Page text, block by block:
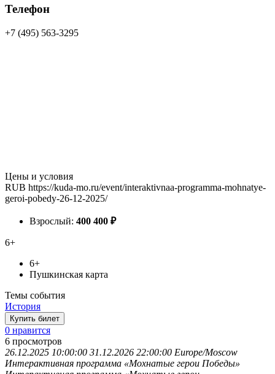
Телефон
+7 (495) 563-3295
Цены и условия
RUB https://kuda-mo.ru/event/interaktivnaa-programma-mohnatye-
geroi-pobedy-26-12-2025/
Взрослый: 400 400 ₽
6+
6+
Пушкинская карта
Темы события
История
Купить билет
0 нравится
6 просмотров
26.12.2025 10:00:00 31.12.2026 22:00:00 Europe/Moscow
Интерактивная программа «Мохнатые герои Победы»